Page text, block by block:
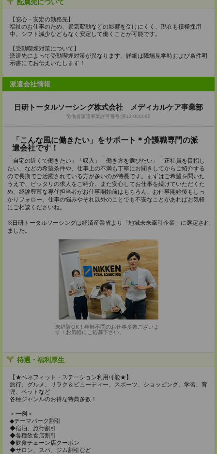
配属先について
【安心・安定の勤務先】
福祉のお仕事のため、景気変動などの影響を受けにくく、現在も積極採用
中。シフト減少などもなく安定して働くことが可能です。
【受動喫煙対策について】
派遣先によって受動喫煙対策が異なります。詳細は職場見学時および条件明
示書にてお伝えいたします！
派遣会社情報
日研トータルソーシング株式会社 メディカルケア事業部
労働者派遣事業許可番号:派13-060060
「こんな風に働きたい」をサポート＊介護職専門の派
遣会社です！
「自宅の近くで働きたい」「収入」「働き方を選びたい」「正社員を目指し
たい」などの希望条件や、仕事上の不満も丁寧にお聞きしてからご紹介する
ので長期でご活躍されている方が多いのが特長です。まずはご希望を聞いた
うえで、ピッタリの求人をご紹介。また安心してお仕事を続けていただくた
め、経験豊富な専任担当者がお仕事開始前はもちろん、お仕事開始後もしっ
かりフォロー。仕事の悩みやそれ以外のことでも不安なことがあればお気軽
にご相談くださいね。
※日研トータルソーシングは経済産業省より「地域未来牽引企業」に選定され
ました。
未経験OK！年齢不問のお仕事多数ございま
す！お気軽にご応募下さい。
待遇・福利厚生
【★ベネフィット・ステーション利用可能★】
旅行、グルメ、リラク＆ビューティー、スポーツ、ショッピング、学習、育
児、ペットなど
各種ジャンルのお得な特典多数！
＜一例＞
◆テーマパーク割引
◆宿泊、旅行割引
◆各種飲食店割引
◆飲食チェーン店クーポン
◆サロン、スパ、ジム割引など